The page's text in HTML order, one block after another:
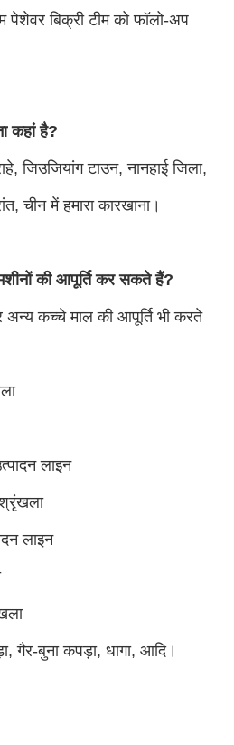
बिक्री टीम को फॉलो-अप
कहां है?
जिउजियांग टाउन, नानहाई जिला,
चीन में हमारा कारखाना।
की आपूर्ति कर सकते हैं?
अन्य कच्चे माल की आपूर्ति भी करते
लाइन
श्रृंखला
लाइन
गैर-बुना कपड़ा, धागा, आदि।